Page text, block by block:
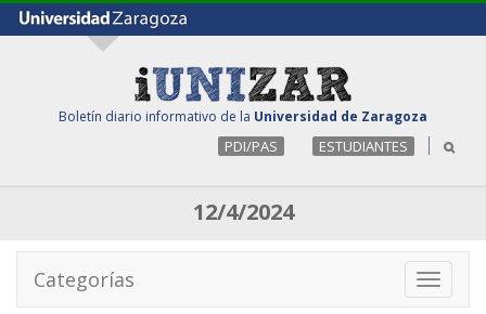
Boletín diario informativo de la Universidad de Zaragoza
PDI/PAS ESTUDIANTES
12/4/2024
Toggle
Categorías